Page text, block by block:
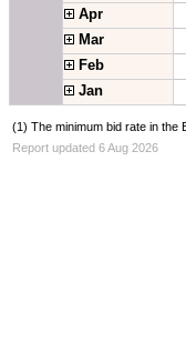
Apr
Mar
Feb
Jan
(1) The minimum bid rate in the
Report updated 6 Aug 2026